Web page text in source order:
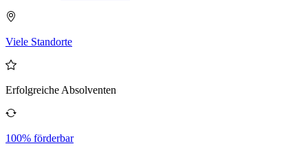
Viele Standorte
Erfolgreiche Absolventen
100% förderbar